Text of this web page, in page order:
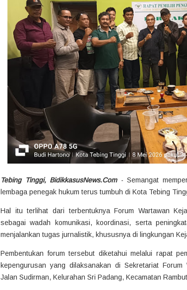
Tebing Tinggi, BidikkasusNews.Com- Semangat
lembaga penegak hukum terus tumbuh di Kota Tebing
Hal itu terlihat dari terbentuknya Forum Wartawan
sebagai wadah komunikasi, koordinasi, serta
menjalankan tugas jurnalistik, khususnya di lingkungan
Pembentukan forum tersebut diketahui melalui rapat
kepengurusan yang dilaksanakan di Sekretariat Forum
Jalan Sudirman, Kelurahan Sri Padang, Kecamatan